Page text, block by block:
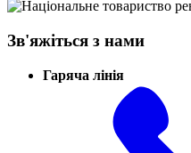
Зв'яжіться з нами
Гаряча лінія